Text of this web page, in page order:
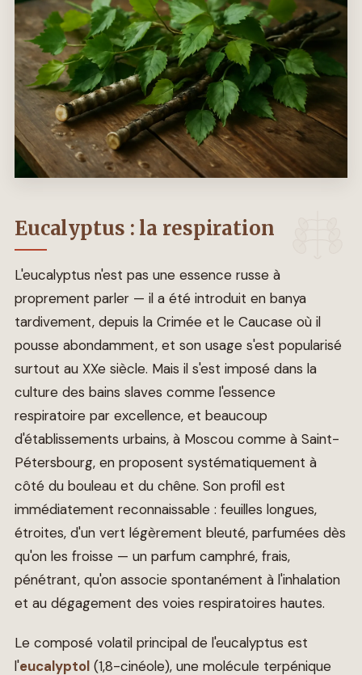
Eucalyptus : la respiration
L'eucalyptus n'est pas une essence russe à
proprement parler — il a été introduit en banya
tardivement, depuis la Crimée et le Caucase où il
pousse abondamment, et son usage s'est popularisé
surtout au XXe siècle. Mais il s'est imposé dans la
culture des bains slaves comme l'essence
respiratoire par excellence, et beaucoup
d'établissements urbains, à Moscou comme à Saint-
Pétersbourg, en proposent systématiquement à
côté du bouleau et du chêne. Son profil est
immédiatement reconnaissable : feuilles longues,
étroites, d'un vert légèrement bleuté, parfumées dès
qu'on les froisse — un parfum camphré, frais,
pénétrant, qu'on associe spontanément à l'inhalation
et au dégagement des voies respiratoires hautes.
Le composé volatil principal de l'eucalyptus est
l'eucalyptol(1,8-cinéole), une molécule terpénique